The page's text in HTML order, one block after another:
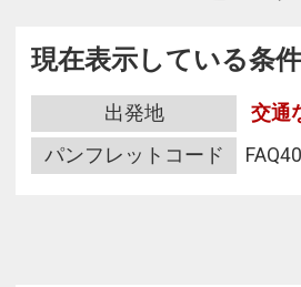
現在表示している条件
出発地
交通
パンフレットコード